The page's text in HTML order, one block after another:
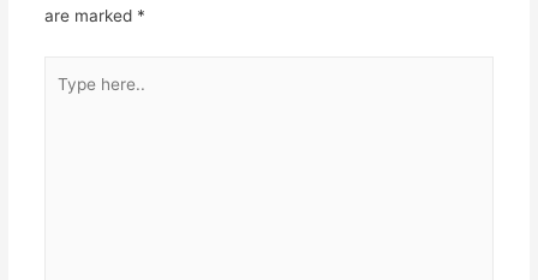
are marked *
here..